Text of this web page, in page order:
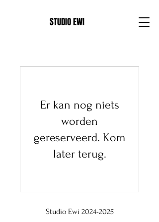
STUDIO EWI
Er kan nog niets
worden
gereserveerd. Kom
later terug.
Studio Ewi 2024-2025